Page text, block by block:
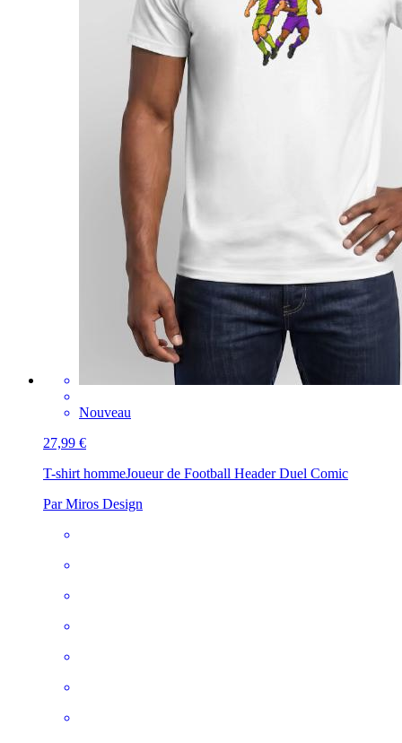
Nouveau
27,99 €
T-shirt hommeJoueur de Football Header Duel Comic
Par Miros Design